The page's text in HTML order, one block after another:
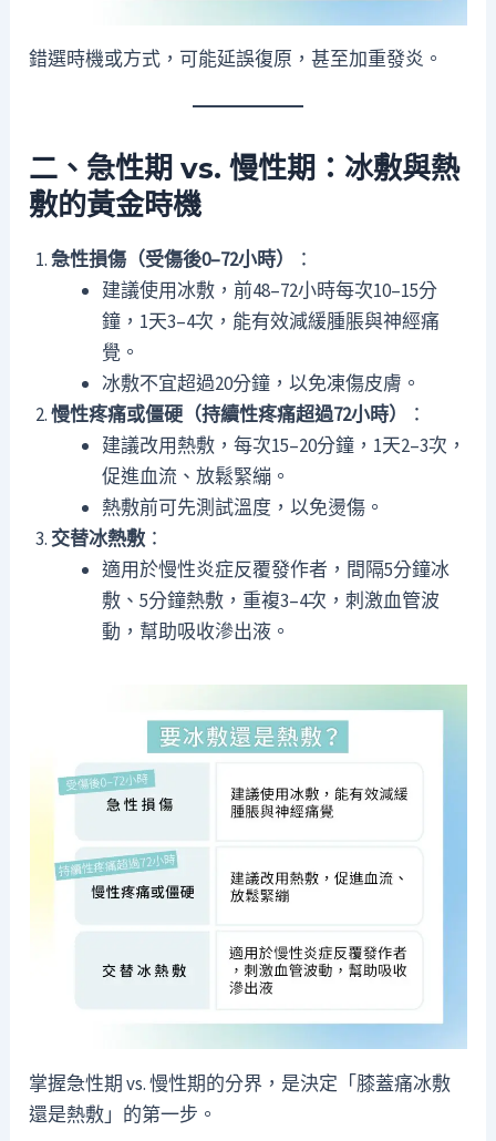
錯選時機或方式，可能延誤復原，甚至加重發炎。
二、急性期 vs. 慢性期：冰敷與熱
敷的黃金時機
急性損傷（受傷後0–72小時）
：
建議使用冰敷，前48–72小時每次10–15分
鐘，1天3–4次，能有效減緩腫脹與神經痛
覺。
冰敷不宜超過20分鐘，以免凍傷皮膚。
慢性疼痛或僵硬（持續性疼痛超過72小時）
：
建議改用熱敷，每次15–20分鐘，1天2–3次，
促進血流、放鬆緊繃。
熱敷前可先測試溫度，以免燙傷。
交替冰熱敷 ：
適用於慢性炎症反覆發作者，間隔5分鐘冰
敷、5分鐘熱敷，重複3–4次，刺激血管波
動，幫助吸收滲出液。
掌握急性期 vs. 慢性期的分界，是決定「膝蓋痛冰敷
還是熱敷」的第一步。